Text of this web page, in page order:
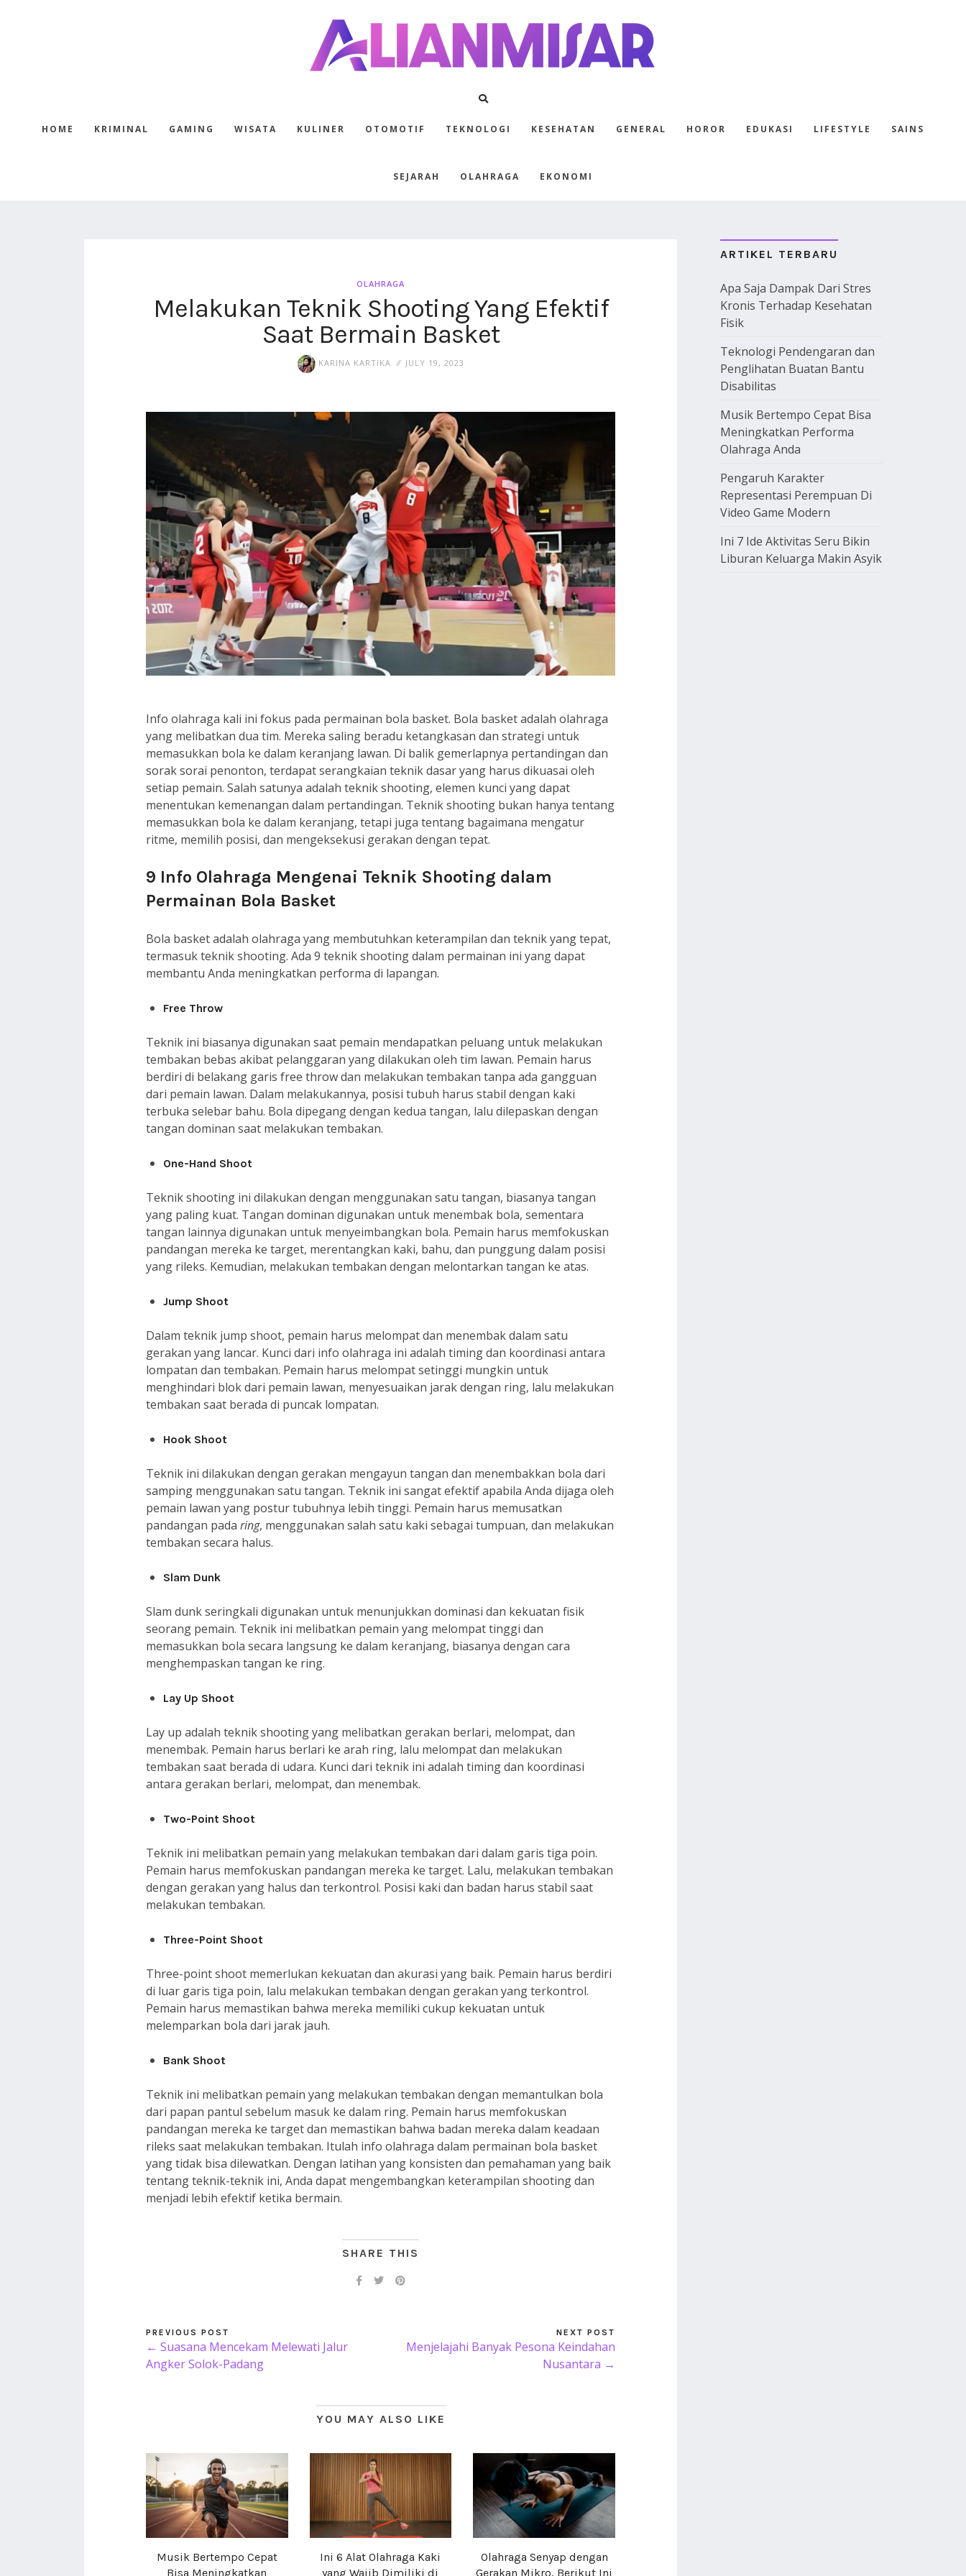
HOME KRIMINAL GAMING WISATA KULINER OTOMOTIF TEKNOLOGI KESEHATAN GENERAL HOROR EDUKASI LIFESTYLE SAINS
SEJARAH OLAHRAGA EKONOMI
OLAHRAGA
Melakukan Teknik Shooting Yang Efektif
Saat Bermain Basket
KARINA KARTIKA JULY 19, 2023
Info olahraga kali ini fokus pada permainan bola basket. Bola basket adalah olahraga
yang melibatkan dua tim. Mereka saling beradu ketangkasan dan strategi untuk
memasukkan bola ke dalam keranjang lawan. Di balik gemerlapnya pertandingan dan
sorak sorai penonton, terdapat serangkaian teknik dasar yang harus dikuasai oleh
setiap pemain. Salah satunya adalah teknik shooting, elemen kunci yang dapat
menentukan kemenangan dalam pertandingan. Teknik shooting bukan hanya tentang
memasukkan bola ke dalam keranjang, tetapi juga tentang bagaimana mengatur
ritme, memilih posisi, dan mengeksekusi gerakan dengan tepat.
9 Info Olahraga Mengenai Teknik Shooting dalam
Permainan Bola Basket
Bola basket adalah olahraga yang membutuhkan keterampilan dan teknik yang tepat,
termasuk teknik shooting. Ada 9 teknik shooting dalam permainan ini yang dapat
membantu Anda meningkatkan performa di lapangan.
Free Throw
Teknik ini biasanya digunakan saat pemain mendapatkan peluang untuk melakukan
tembakan bebas akibat pelanggaran yang dilakukan oleh tim lawan. Pemain harus
berdiri di belakang garis free throw dan melakukan tembakan tanpa ada gangguan
dari pemain lawan. Dalam melakukannya, posisi tubuh harus stabil dengan kaki
terbuka selebar bahu. Bola dipegang dengan kedua tangan, lalu dilepaskan dengan
tangan dominan saat melakukan tembakan.
One-Hand Shoot
Teknik shooting ini dilakukan dengan menggunakan satu tangan, biasanya tangan
yang paling kuat. Tangan dominan digunakan untuk menembak bola, sementara
tangan lainnya digunakan untuk menyeimbangkan bola. Pemain harus memfokuskan
pandangan mereka ke target, merentangkan kaki, bahu, dan punggung dalam posisi
yang rileks. Kemudian, melakukan tembakan dengan melontarkan tangan ke atas.
Jump Shoot
Dalam teknik jump shoot, pemain harus melompat dan menembak dalam satu
gerakan yang lancar. Kunci dari info olahraga ini adalah timing dan koordinasi antara
lompatan dan tembakan. Pemain harus melompat setinggi mungkin untuk
menghindari blok dari pemain lawan, menyesuaikan jarak dengan ring, lalu melakukan
tembakan saat berada di puncak lompatan.
Hook Shoot
Teknik ini dilakukan dengan gerakan mengayun tangan dan menembakkan bola dari
samping menggunakan satu tangan. Teknik ini sangat efektif apabila Anda dijaga oleh
pemain lawan yang postur tubuhnya lebih tinggi. Pemain harus memusatkan
pandangan pada ring, menggunakan salah satu kaki sebagai tumpuan, dan melakukan
tembakan secara halus.
Slam Dunk
Slam dunk seringkali digunakan untuk menunjukkan dominasi dan kekuatan fisik
seorang pemain. Teknik ini melibatkan pemain yang melompat tinggi dan
memasukkan bola secara langsung ke dalam keranjang, biasanya dengan cara
menghempaskan tangan ke ring.
Lay Up Shoot
Lay up adalah teknik shooting yang melibatkan gerakan berlari, melompat, dan
menembak. Pemain harus berlari ke arah ring, lalu melompat dan melakukan
tembakan saat berada di udara. Kunci dari teknik ini adalah timing dan koordinasi
antara gerakan berlari, melompat, dan menembak.
Two-Point Shoot
Teknik ini melibatkan pemain yang melakukan tembakan dari dalam garis tiga poin.
Pemain harus memfokuskan pandangan mereka ke target. Lalu, melakukan tembakan
dengan gerakan yang halus dan terkontrol. Posisi kaki dan badan harus stabil saat
melakukan tembakan.
Three-Point Shoot
Three-point shoot memerlukan kekuatan dan akurasi yang baik. Pemain harus berdiri
di luar garis tiga poin, lalu melakukan tembakan dengan gerakan yang terkontrol.
Pemain harus memastikan bahwa mereka memiliki cukup kekuatan untuk
melemparkan bola dari jarak jauh.
Bank Shoot
Teknik ini melibatkan pemain yang melakukan tembakan dengan memantulkan bola
dari papan pantul sebelum masuk ke dalam ring. Pemain harus memfokuskan
pandangan mereka ke target dan memastikan bahwa badan mereka dalam keadaan
rileks saat melakukan tembakan. Itulah info olahraga dalam permainan bola basket
yang tidak bisa dilewatkan. Dengan latihan yang konsisten dan pemahaman yang baik
tentang teknik-teknik ini, Anda dapat mengembangkan keterampilan shooting dan
menjadi lebih efektif ketika bermain.
SHARE THIS
PREVIOUS POST
← Suasana Mencekam Melewati Jalur
Angker Solok-Padang
NEXT POST
Menjelajahi Banyak Pesona Keindahan
Nusantara →
YOU MAY ALSO LIKE
Musik Bertempo Cepat
Bisa Meningkatkan
Ini 6 Alat Olahraga Kaki
yang Wajib Dimiliki di
Olahraga Senyap dengan
Gerakan Mikro, Berikut Ini
ARTIKEL TERBARU
Apa Saja Dampak Dari Stres
Kronis Terhadap Kesehatan
Fisik
Teknologi Pendengaran dan
Penglihatan Buatan Bantu
Disabilitas
Musik Bertempo Cepat Bisa
Meningkatkan Performa
Olahraga Anda
Pengaruh Karakter
Representasi Perempuan Di
Video Game Modern
Ini 7 Ide Aktivitas Seru Bikin
Liburan Keluarga Makin Asyik